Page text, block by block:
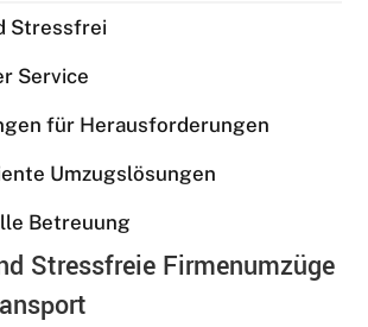
Stressfrei
Service
für Herausforderungen
Umzugslösungen
Betreuung
Stressfreie Firmenumzüge